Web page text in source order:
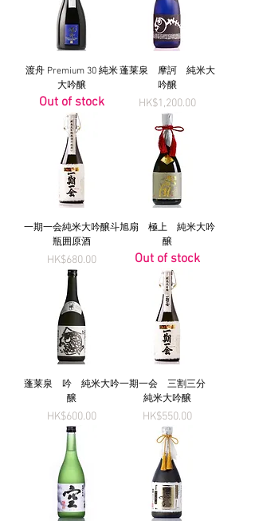
渡舟 Premium 30 純米
大吟醸
Out of stock
蓬莱泉 摩訶 純米大
吟醸
Price
HK$1,200.00
一期一会純米大吟醸斗
瓶囲原酒
Price
HK$680.00
旭扇 極上 純米大吟
醸
Out of stock
蓬莱泉 吟 純米大吟
醸
Price
HK$600.00
一期一会 三割三分
純米大吟醸
Price
HK$550.00